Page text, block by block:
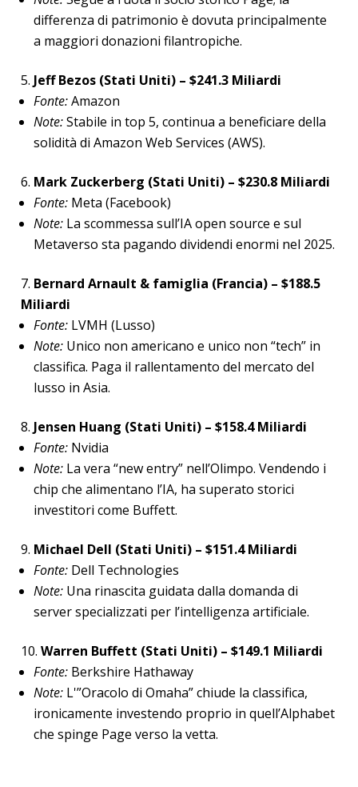
differenza di patrimonio è dovuta principalmente
a maggiori donazioni filantropiche.
Jeff Bezos (Stati Uniti) – $241.3 Miliardi
Fonte:Amazon
Note:Stabile in top 5, continua a beneficiare della
solidità di Amazon Web Services (AWS).
Mark Zuckerberg (Stati Uniti) – $230.8 Miliardi
Fonte: Meta (Facebook)
Note: La scommessa sull’IA open source e sul
Metaverso sta pagando dividendi enormi nel 2025.
Bernard Arnault & famiglia (Francia) – $188.5
Miliardi
Fonte: LVMH (Lusso)
Note: Unico non americano e unico non “tech” in
classifica. Paga il rallentamento del mercato del
lusso in Asia.
Jensen Huang (Stati Uniti) – $158.4 Miliardi
Fonte: Nvidia
Note: La vera “new entry” nell’Olimpo. Vendendo i
chip che alimentano l’IA, ha superato storici
investitori come Buffett.
Michael Dell (Stati Uniti) – $151.4 Miliardi
Fonte: Dell Technologies
Note: Una rinascita guidata dalla domanda di
server specializzati per l’intelligenza artificiale.
Warren Buffett (Stati Uniti) – $149.1 Miliardi
Fonte: Berkshire Hathaway
Note: L'”Oracolo di Omaha” chiude la classifica,
ironicamente investendo proprio in quell’Alphabet
che spinge Page verso la vetta.